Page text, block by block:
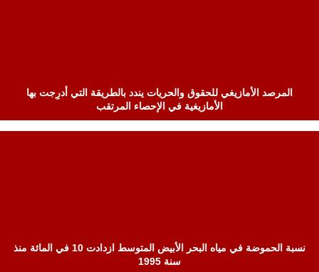
المرصد الأمازيغي للحقوق والحريات يندد بالطريقة التي أدرِجت بها
الأمازيغية في الإحصاء المرتقب
نسبة الحموضة في مياه البحر الأبيض المتوسط ازدادت 10 في المائة منذ
سنة 1995